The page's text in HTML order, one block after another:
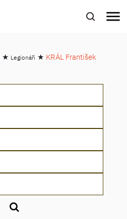
menu
★ Legionáři ★ KRÁL František